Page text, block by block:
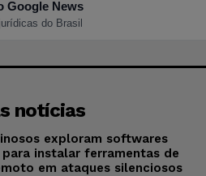
Google News
do Brasil
notícias
exploram softwares
instalar ferramentas de
em ataques silenciosos